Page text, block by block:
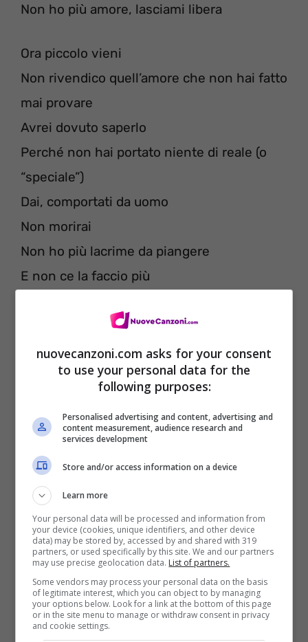
Non ho più amore, lasciami libera
Ora piccolo vieni
Non rivendico quell’amore che non hai fatto
mai provare
Avrei dovuto saperlo
Perché non hai portato niente di reale (o
“speciale”)
Dai, comportati da uomo
Non morirai
Non ho più lacrime da piangere
E non ce la faccio più
[Ripetuto + volte]
Non ho più amore, lasciami libera
Quante volte ti ho detto
che ho cercato dare una sterzata a
quest’amore?
Ma ogni volta
Mi hai delusa
Forza, comportati da uomo
Sopravviverai
Certo che riuscirai a farlo benissimo
Dimmi, ieri
Lo sapevi?
nuovecanzoni.com asks for your consent
to use your personal data for the
following purposes:
Personalised advertising and content, advertising and
content measurement, audience research and
services development
Store and/or access information on a device
Learn more
Your personal data will be processed and information from
your device (cookies, unique identifiers, and other device
data) may be stored by, accessed by and shared with 319
partners, or used specifically by this site. We and our partners
may use precise geolocation data. List of partners.
Some vendors may process your personal data on the basis
of legitimate interest, which you can object to by managing
your options below. Look for a link at the bottom of this page
or in the site menu to manage or withdraw consent in privacy
and cookie settings.